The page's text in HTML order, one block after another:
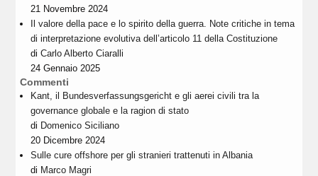
21 Novembre 2024
Il valore della pace e lo spirito della guerra. Note critiche in tema
di interpretazione evolutiva dell’articolo 11 della Costituzione
diCarlo Alberto Ciaralli
24 Gennaio 2025
Commenti
Kant, il Bundesverfassungsgericht e gli aerei civili tra la
governance globale e la ragion di stato
di Domenico Siciliano
20 Dicembre 2024
Sulle cure offshore per gli stranieri trattenuti in Albania
di Marco Magri